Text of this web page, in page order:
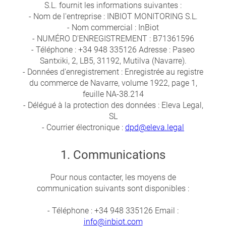
S.L. fournit les informations suivantes :
- Nom de l'entreprise : INBIOT MONITORING S.L.
- Nom commercial : InBiot
- NUMÉRO D'ENREGISTREMENT : B71361596
- Téléphone : +34 948 335126 Adresse : Paseo
Santxiki, 2, LB5, 31192, Mutilva (Navarre).
- Données d'enregistrement : Enregistrée au registre
du commerce de Navarre, volume 1922, page 1,
feuille NA-38.214
- Délégué à la protection des données : Eleva Legal,
SL
- Courrier électronique : dpd@eleva.legal
1. Communications
Pour nous contacter, les moyens de
communication suivants sont disponibles :
- Téléphone : +34 948 335126 Email :
info@inbiot.com